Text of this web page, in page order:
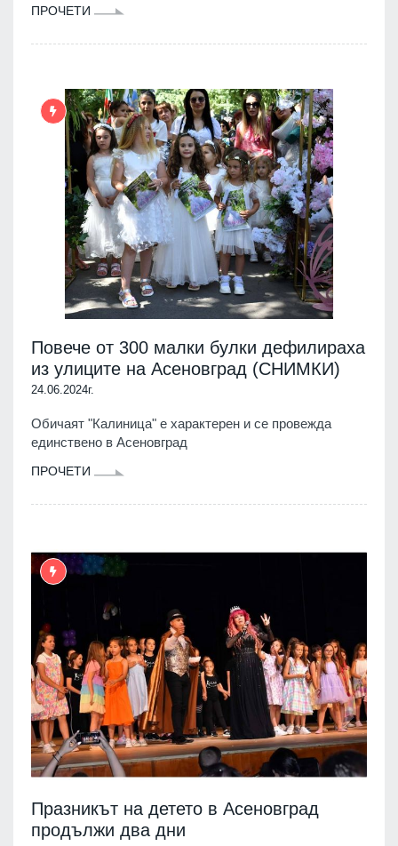
ПРОЧЕТИ
Повече от 300 малки булки дефилираха
из улиците на Асеновград (СНИМКИ)
24.06.2024г.
Обичаят "Калиница" е характерен и се провежда
единствено в Асеновград
ПРОЧЕТИ
Празникът на детето в Асеновград
продължи два дни